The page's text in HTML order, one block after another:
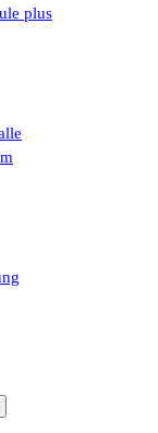
plus